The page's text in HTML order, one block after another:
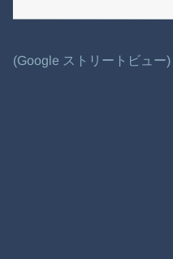
(Google ストリートビュー)